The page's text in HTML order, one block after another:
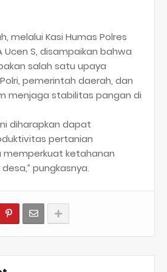
melalui Kasi Humas Polres
Ucen S, disampaikan bahwa
salah satu upaya
pemerintah daerah, dan
menjaga stabilitas pangan di
diharapkan dapat
pertanian
ketahanan
pungkasnya.